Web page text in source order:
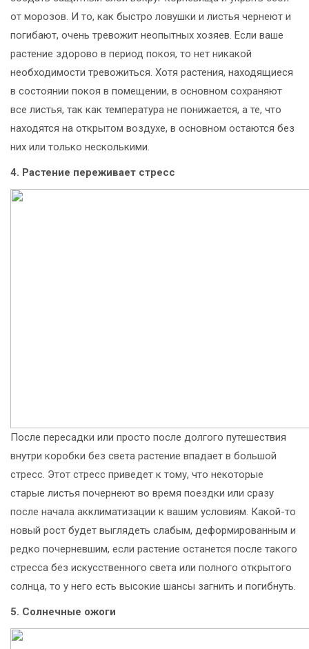
от морозов. И то, как быстро ловушки и листья чернеют и
погибают, очень тревожит неопытных хозяев. Если ваше
растение здорово в период покоя, то нет никакой
необходимости тревожиться. Хотя растения, находящиеся
в состоянии покоя в помещении, в основном сохраняют
все листья, так как температура не понижается, а те, что
находятся на открытом воздухе, в основном остаются без
них или только несколькими.
4. Растение переживает стресс
После пересадки или просто после долгого путешествия
внутри коробки без света растение впадает в большой
стресс. Этот стресс приведет к тому, что некоторые
старые листья почернеют во время поездки или сразу
после начала акклиматизации к вашим условиям. Какой-то
новый рост будет выглядеть слабым, деформированным и
редко почерневшим, если растение останется после такого
стресса без искусственного света или полного открытого
солнца, то у него есть высокие шансы загнить и погибнуть.
5. Солнечные ожоги